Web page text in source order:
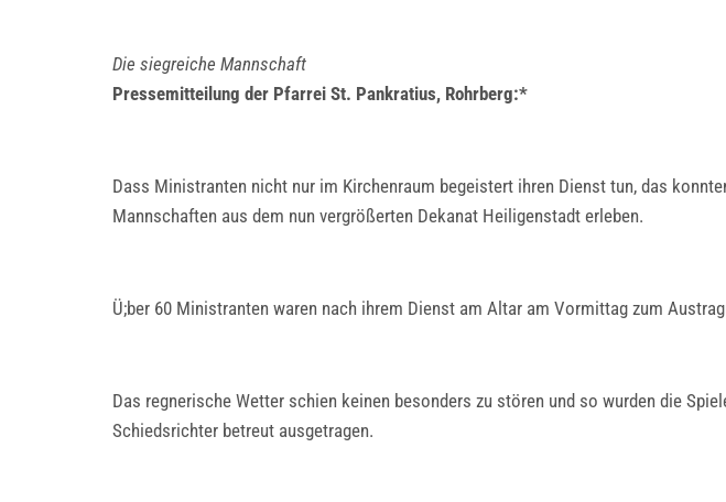
Die siegreiche Mannschaft
Pressemitteilung der Pfarrei St. Pankratius, Rohrberg:*
Dass Ministranten nicht nur im Kirchenraum begeistert ihren Dienst tun, das
Mannschaften aus dem nun vergrößerten Dekanat Heiligenstadt erleben.
Ü;ber 60 Ministranten waren nach ihrem Dienst am Altar am Vormittag zum
Das regnerische Wetter schien keinen besonders zu stören und so wurden die
Schiedsrichter betreut ausgetragen.